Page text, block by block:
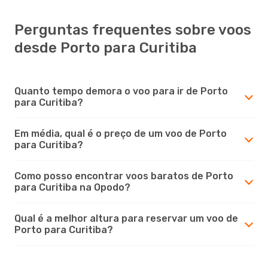
Perguntas frequentes sobre voos
desde Porto para Curitiba
Quanto tempo demora o voo para ir de Porto
para Curitiba?
Em média, qual é o preço de um voo de Porto
para Curitiba?
Como posso encontrar voos baratos de Porto
para Curitiba na Opodo?
Qual é a melhor altura para reservar um voo de
Porto para Curitiba?